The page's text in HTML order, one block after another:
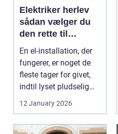
Elektriker herlev
sådan vælger du
den rette til
opgaven
En el-installation, der
fungerer, er noget de
fleste tager for givet,
indtil lyset pludselig
12 January 2026